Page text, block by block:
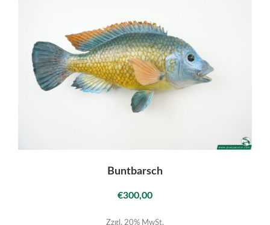
Buntbarsch
€300,00
Zzgl. 20% MwSt.